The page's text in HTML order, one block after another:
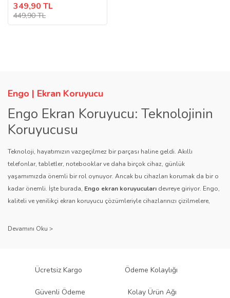
349,90 TL
449,90 TL
Engo | Ekran Koruyucu
Engo Ekran Koruyucu: Teknolojinin
Koruyucusu
Teknoloji, hayatımızın vazgeçilmez bir parçası haline geldi. Akıllı
telefonlar, tabletler, notebooklar ve daha birçok cihaz, günlük
yaşamımızda önemli bir rol oynuyor. Ancak bu cihazları korumak da bir o
kadar önemli. İşte burada, Engo ekran koruyucuları devreye giriyor. Engo,
kaliteli ve yenilikçi ekran koruyucu çözümleriyle cihazlarınızı çizilmelere,
sağlıyor.
Engo ekran koruyucuları
, uzun yıllara dayanan tecrübesi ve teknolojiye
ürününü titiz bir kalite kontrol sürecinden geçirir. Kullanıcı dostu tasarımı
Ücretsiz Kargo Ödeme Kolaylığı
Güvenli Ödeme Kolay Ürün Ağı